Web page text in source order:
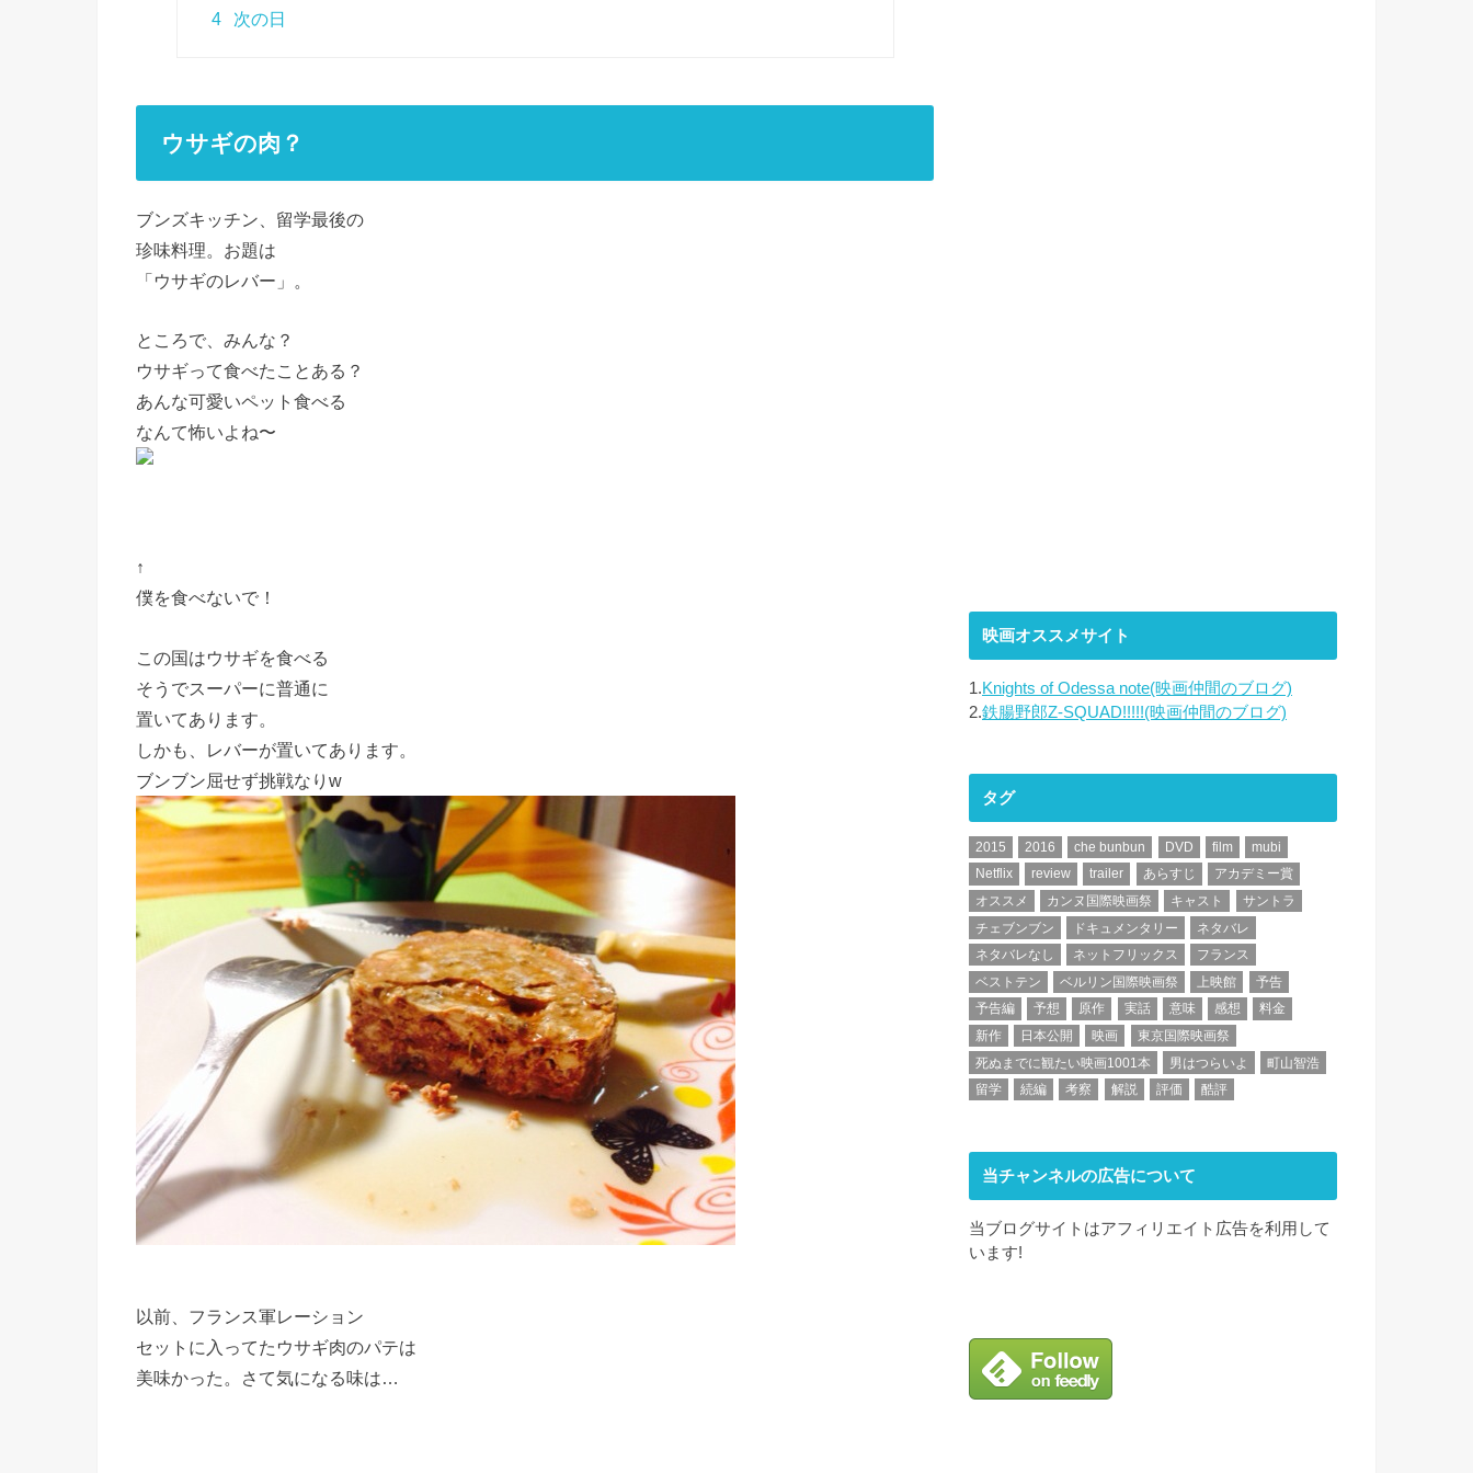
4 次の日
ウサギの肉？
ブンズキッチン、留学最後の
珍味料理。お題は
「ウサギのレバー」。
ところで、みんな？
ウサギって食べたことある？
あんな可愛いペット食べる
なんて怖いよね〜
↑
僕を食べないで！
この国はウサギを食べる
そうでスーパーに普通に
置いてあります。
しかも、レバーが置いてあります。
ブンブン屈せず挑戦なりw
以前、フランス軍レーション
セットに入ってたウサギ肉のパテは
美味かった。さて気になる味は…
映画オススメサイト
1.Knights of Odessa note(映画仲間のブログ)
2.鉄腸野郎Z-SQUAD!!!!!(映画仲間のブログ)
タグ
2015 2016 che bunbun DVD film
mubi
Netflix
review trailer あらすじ
アカデミー賞
オススメ
カンヌ国際映画祭 キャスト
サントラ
チェブンブン
ドキュメンタリー
ネタバレ
ネタバレなし
ネットフリックス
フランス
ベストテン
ベルリン国際映画祭 上映館
予告
予告編
予想 原作 実話 意味 感想
料金
新作
日本公開 映画
東京国際映画祭
死ぬまでに観たい映画1001本
男はつらいよ
町山智浩
留学
続編 考察 解説 評価 酷評
当チャンネルの広告について
当ブログサイトはアフィリエイト広告を利用して
います!